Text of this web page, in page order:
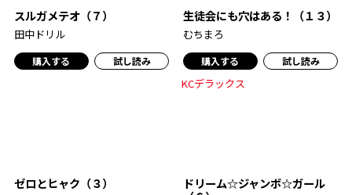
スルガメテオ（７）
田中ドリル
購入する 試し読み
生徒会にも穴はある！（１３）
むちまろ
購入する 試し読み
KCデラックス
ゼロとヒャク（３）
ドリーム☆ジャンボ☆ガール